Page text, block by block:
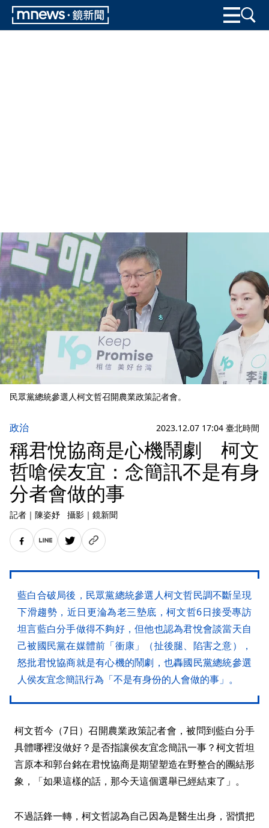
民眾黨總統參選人柯文哲召開農業政策記者會。
政治 2023.12.07 17:04 臺北時間
稱君悅協商是心機鬧劇 柯文
哲嗆侯友宜：念簡訊不是有身
分者會做的事
記者 ｜ 陳姿妤 攝影 ｜ 鏡新聞
藍白合破局後，民眾黨總統參選人柯文哲民調不斷呈現
下滑趨勢，近日更淪為老三墊底，柯文哲6日接受專訪
坦言藍白分手做得不夠好，但他也認為君悅會談當天自
己被國民黨在媒體前「衝康」（扯後腿、陷害之意），
怒批君悅協商就是有心機的鬧劇，也轟國民黨總統參選
人侯友宜念簡訊行為「不是有身份的人會做的事」。
柯文哲今（7日）召開農業政策記者會，被問到藍白分手
具體哪裡沒做好？是否指讓侯友宜念簡訊一事？柯文哲坦
言原本和郭台銘在君悅協商是期望塑造在野整合的團結形
象，「如果這樣的話，那今天這個選舉已經結束了」。
不過話鋒一轉，柯文哲認為自己因為是醫生出身，習慣把